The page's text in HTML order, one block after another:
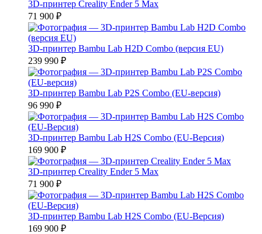
3D-принтер Creality Ender 5 Max
71 900 ₽
3D-принтер Bambu Lab H2D Combo (версия EU)
239 990 ₽
3D-принтер Bambu Lab P2S Combo (EU-версия)
96 990 ₽
3D-принтер Bambu Lab H2S Combo (EU-Версия)
169 900 ₽
3D-принтер Creality Ender 5 Max
71 900 ₽
3D-принтер Bambu Lab H2S Combo (EU-Версия)
169 900 ₽